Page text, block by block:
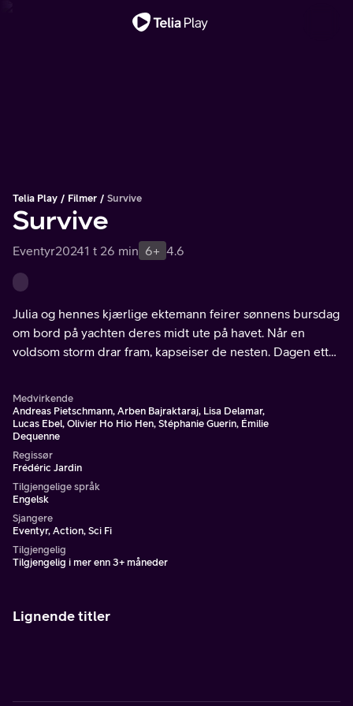
Telia Play Filmer Survive
Survive
Eventyr20241 t 26 min 6+ 4.6
Julia og hennes kjærlige ektemann feirer sønnens bursdag
om bord på yachten deres midt ute på havet. Når en
voldsom storm drar fram, kapseiser de nesten. Dagen etter
Medvirkende
Andreas Pietschmann, Arben Bajraktaraj, Lisa Delamar,
Lucas Ebel, Olivier Ho Hio Hen, Stéphanie Guerin, Émilie
Dequenne
Regissør
Frédéric Jardin
Tilgjengelige språk
Engelsk
Sjangere
Eventyr, Action, Sci Fi
Tilgjengelig
Tilgjengelig i mer enn 3+ måneder
Lignende titler